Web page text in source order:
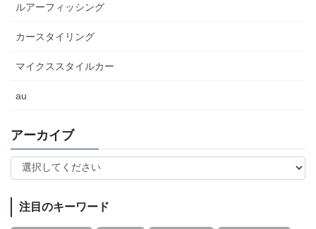
ルアーフィッシング
カースタイリング
マイクススタイルカー
au
アーカイブ
注目のキーワード